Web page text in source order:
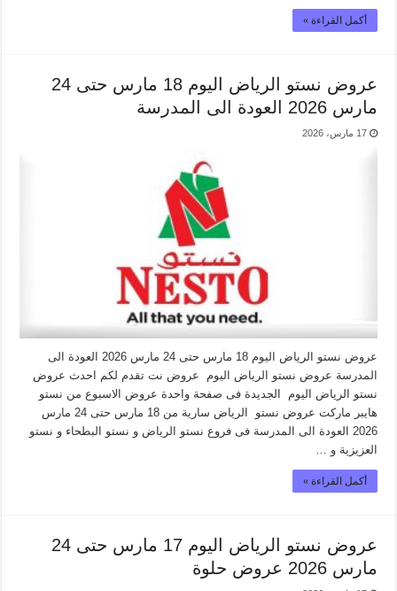
أكمل القراءة »
عروض نستو الرياض اليوم 18 مارس حتى 24
مارس 2026 العودة الى المدرسة
17 مارس، 2026
عروض نستو الرياض اليوم 18 مارس حتى 24 مارس 2026 العودة الى
المدرسة عروض نستو الرياض اليوم عروض نت تقدم لكم احدث عروض
نستو الرياض اليوم الجديدة فى صفحة واحدة عروض الاسبوع من نستو
هايبر ماركت عروض نستو الرياض سارية من 18 مارس حتى 24 مارس
2026 العودة الى المدرسة فى فروع نستو الرياض و نستو البطحاء و نستو
العزيزية و …
أكمل القراءة »
عروض نستو الرياض اليوم 17 مارس حتى 24
مارس 2026 عروض حلوة